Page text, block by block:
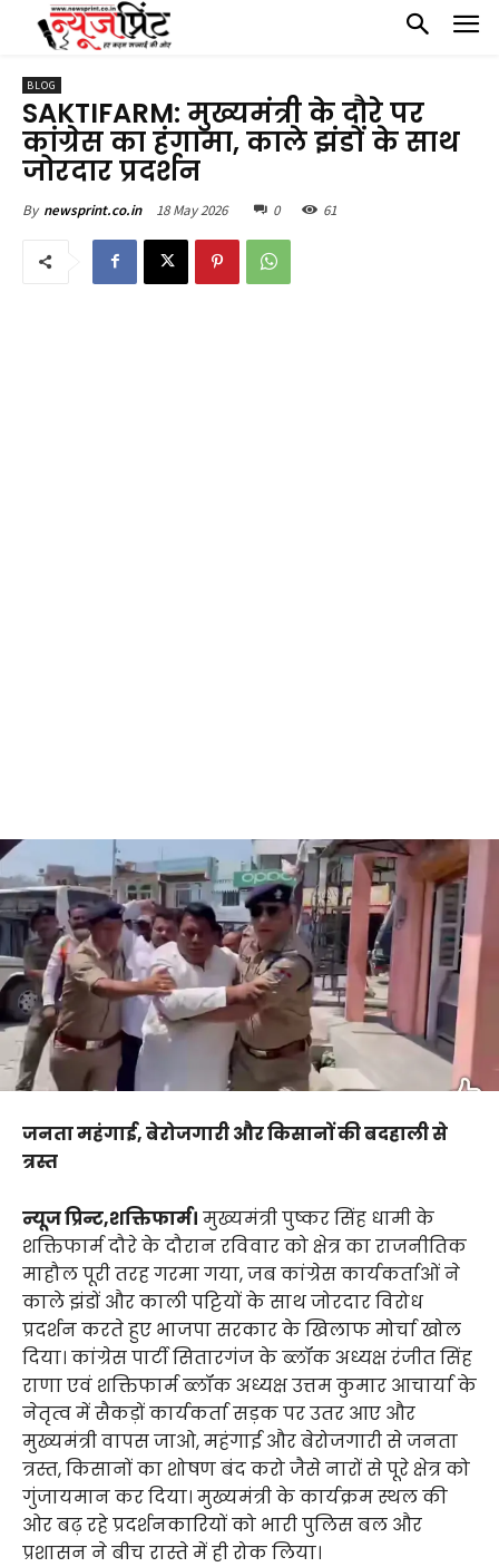
BLOG
SAKTIFARM: मुख्यमंत्री के दौरे पर
कांग्रेस का हंगामा, काले झंडों के साथ
जोरदार प्रदर्शन
By newsprint.co.in 18 May 2026 0 61
जनता महंगाई, बेरोजगारी और किसानों की बदहाली से
त्रस्त
न्यूज प्रिन्ट,शक्तिफार्म। मुख्यमंत्री पुष्कर सिंह धामी के
शक्तिफार्म दौरे के दौरान रविवार को क्षेत्र का राजनीतिक
माहौल पूरी तरह गरमा गया, जब कांग्रेस कार्यकर्ताओं ने
काले झंडों और काली पट्टियों के साथ जोरदार विरोध
प्रदर्शन करते हुए भाजपा सरकार के खिलाफ मोर्चा खोल
दिया। कांग्रेस पार्टी सितारगंज के ब्लॉक अध्यक्ष रंजीत सिंह
राणा एवं शक्तिफार्म ब्लॉक अध्यक्ष उत्तम कुमार आचार्या के
नेतृत्व में सैकड़ों कार्यकर्ता सड़क पर उतर आए और
मुख्यमंत्री वापस जाओ, महंगाई और बेरोजगारी से जनता
त्रस्त, किसानों का शोषण बंद करो जैसे नारों से पूरे क्षेत्र को
गुंजायमान कर दिया। मुख्यमंत्री के कार्यक्रम स्थल की
ओर बढ़ रहे प्रदर्शनकारियों को भारी पुलिस बल और
प्रशासन ने बीच रास्ते में ही रोक लिया।